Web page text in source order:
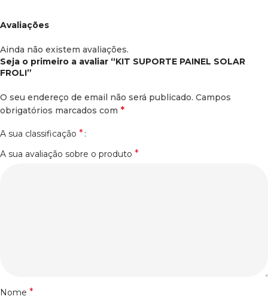
Avaliações
Ainda não existem avaliações.
Seja o primeiro a avaliar “KIT SUPORTE PAINEL SOLAR
FROLI”
O seu endereço de email não será publicado. Campos
obrigatórios marcados com *
A sua classificação *
A sua avaliação sobre o produto *
Nome *